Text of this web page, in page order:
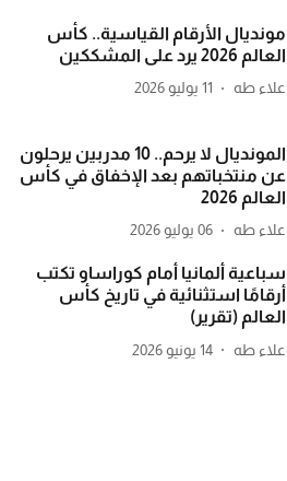
مونديال الأرقام القياسية.. كأس
العالم 2026 يرد على المشككين
علاء طه 11 يوليو 2026
المونديال لا يرحم.. 10 مدربين يرحلون
عن منتخباتهم بعد الإخفاق في كأس
العالم 2026
علاء طه 06 يوليو 2026
سباعية ألمانيا أمام كوراساو تكتب
أرقامًا استثنائية في تاريخ كأس
العالم (تقرير)
علاء طه 14 يونيو 2026